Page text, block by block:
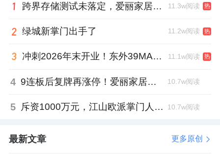
跨界存储测试未落定，爱丽家居复牌前自揭多重风险 11.3w阅读 热
绿城新掌门出手了 11.2w阅读 热
冲刺2026年末开业！东外39MALL全球招商启幕，重构东直门商圈格局 11.1w阅读 热
4 9连板后复牌再涨停！爱丽家居市盈率318倍，跨界收购案尚未落地 10.7w阅读
5 斥资1000万元，江山欧派掌门人吴水根加码创投基金 10.7w阅读
最新文章 更多原创